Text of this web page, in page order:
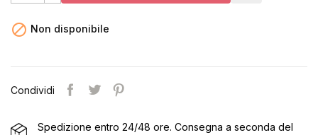
 Non disponibile
Condividi
Spedizione entro 24/48 ore. Consegna a seconda del